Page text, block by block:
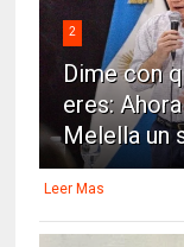
2
Dime con
eres:
Melella un
Leer Mas